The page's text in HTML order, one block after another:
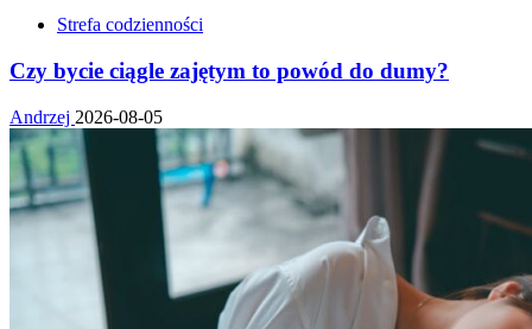
Strefa codzienności
Czy bycie ciągle zajętym to powód do dumy?
Andrzej 2026-08-05